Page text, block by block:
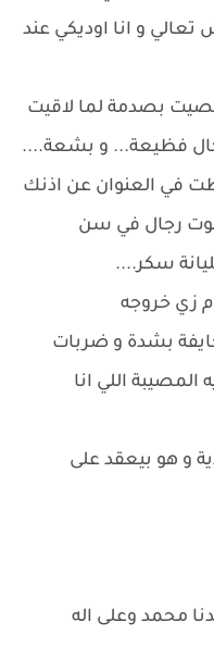
و انا اوديكي عند
بصدمة لما لاقيت
فظيعة... و بشعة....
في العنوان عن اذنك
رجال في سن
سكر....
زي خروجه
بشدة و ضربات
المصيبة اللي انا
و هو بيعقد على
محمد وعلى اله